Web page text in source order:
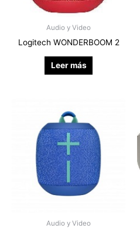
Audio y Video
Logitech WONDERBOOM 2
Leer más
Audio y Video